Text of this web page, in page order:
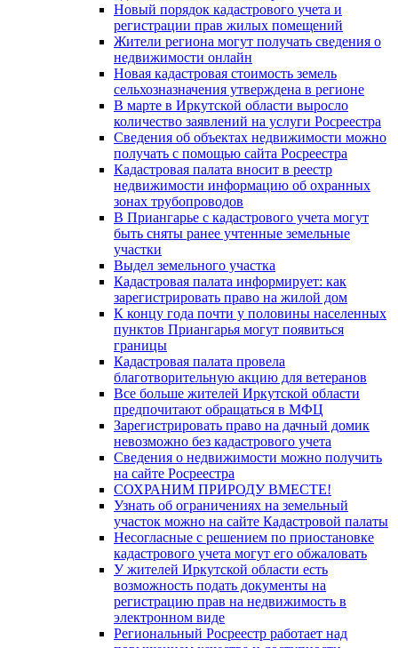
Новый порядок кадастрового учета и
регистрации прав жилых помещений
Жители региона могут получать сведения о
недвижимости онлайн
Новая кадастровая стоимость земель
сельхозназначения утверждена в регионе
В марте в Иркутской области выросло
количество заявлений на услуги Росреестра
Сведения об объектах недвижимости можно
получать с помощью сайта Росреестра
Кадастровая палата вносит в реестр
недвижимости информацию об охранных
зонах трубопроводов
В Приангарье с кадастрового учета могут
быть сняты ранее учтенные земельные
участки
Выдел земельного участка
Кадастровая палата информирует: как
зарегистрировать право на жилой дом
К концу года почти у половины населенных
пунктов Приангарья могут появиться
границы
Кадастровая палата провела
благотворительную акцию для ветеранов
Все больше жителей Иркутской области
предпочитают обращаться в МФЦ
Зарегистрировать право на дачный домик
невозможно без кадастрового учета
Сведения о недвижимости можно получить
на сайте Росреестра
СОХРАНИМ ПРИРОДУ ВМЕСТЕ!
Узнать об ограничениях на земельный
участок можно на сайте Кадастровой палаты
Несогласные с решением по приостановке
кадастрового учета могут его обжаловать
У жителей Иркутской области есть
возможность подать документы на
регистрацию прав на недвижимость в
электронном виде
Региональный Росреестр работает над